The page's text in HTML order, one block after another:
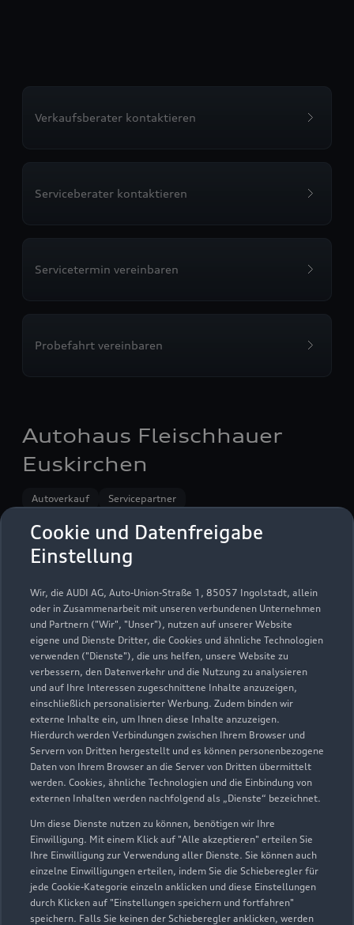
Cookie und Datenfreigabe
Einstellung
Wir, die AUDI AG, Auto-Union-Straße 1, 85057 Ingolstadt, allein
oder in Zusammenarbeit mit unseren verbundenen Unternehmen
und Partnern ("Wir", "Unser"), nutzen auf unserer Website
eigene und Dienste Dritter, die Cookies und ähnliche Technologien
verwenden ("Dienste"), die uns helfen, unsere Website zu
verbessern, den Datenverkehr und die Nutzung zu analysieren
und auf Ihre Interessen zugeschnittene Inhalte anzuzeigen,
einschließlich personalisierter Werbung. Zudem binden wir
externe Inhalte ein, um Ihnen diese Inhalte anzuzeigen.
Hierdurch werden Verbindungen zwischen Ihrem Browser und
Servern von Dritten hergestellt und es können personenbezogene
Daten von Ihrem Browser an die Server von Dritten übermittelt
werden. Cookies, ähnliche Technologien und die Einbindung von
externen Inhalten werden nachfolgend als „Dienste“ bezeichnet.
Um diese Dienste nutzen zu können, benötigen wir Ihre
Einwilligung. Mit einem Klick auf "Alle akzeptieren" erteilen Sie
Ihre Einwilligung zur Verwendung aller Dienste. Sie können auch
einzelne Einwilligungen erteilen, indem Sie die Schieberegler für
jede Cookie-Kategorie einzeln anklicken und diese Einstellungen
durch Klicken auf "Einstellungen speichern und fortfahren"
speichern. Falls Sie keinen der Schieberegler anklicken, werden
Verkaufsberater kontaktieren
Serviceberater kontaktieren
Servicetermin vereinbaren
Probefahrt vereinbaren
Autohaus Fleischhauer
Euskirchen
Autoverkauf
Servicepartner
Münstereifelerstraße 157-161
53879 Euskirchen
02251 981800
verkauf-euskirchen@fleischhauer.com
Kontaktdaten herunterladen